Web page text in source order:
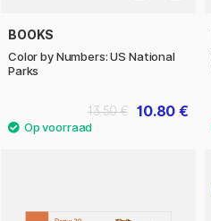
BOOKS
Color by Numbers: US National
Parks
10.80 €
13.50 €